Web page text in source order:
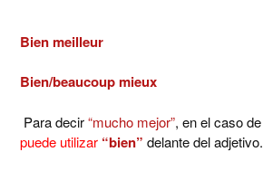
Bien meilleur
Bien/beaucoup mieux
Para decir“mucho mejor”, en el caso de
puede utilizar “bien” delante del adjetivo.